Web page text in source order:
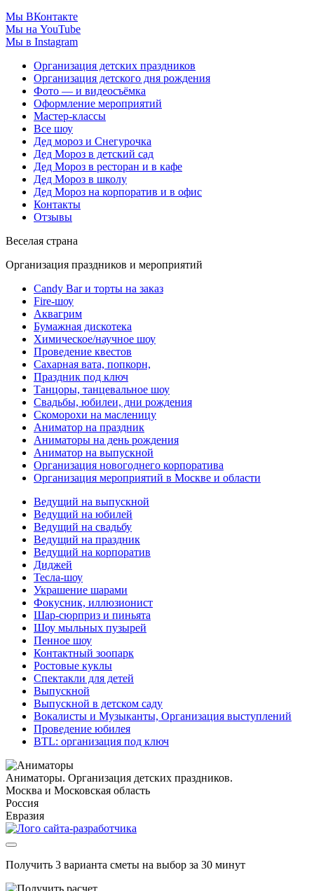
Мы ВКонтакте
Мы на YouTube
Мы в Instagram
Организация детских праздников
Организация детского дня рождения
Фото — и видеосъёмка
Оформление мероприятий
Мастер-классы
Все шоу
Дед мороз и Снегурочка
Дед Мороз в детский сад
Дед Мороз в ресторан и в кафе
Дед Мороз в школу
Дед Мороз на корпоратив и в офис
Контакты
Отзывы
Веселая страна
Организация праздников и мероприятий
Candy Bar и торты на заказ
Fire-шоу
Аквагрим
Бумажная дискотека
Химическое/научное шоу
Проведение квестов
Сахарная вата, попкорн,
Праздник под ключ
Танцоры, танцевальное шоу
Свадьбы, юбилеи, дни рождения
Скоморохи на масленицу
Аниматор на праздник
Аниматоры на день рождения
Аниматор на выпускной
Организация новогоднего корпоратива
Организация мероприятий в Москве и области
Ведущий на выпускной
Ведущий на юбилей
Ведущий на свадьбу
Ведущий на праздник
Ведущий на корпоратив
Диджей
Тесла-шоу
Украшение шарами
Фокусник, иллюзионист
Шар-сюрприз и пиньята
Шоу мыльных пузырей
Пенное шоу
Контактный зоопарк
Ростовые куклы
Спектакли для детей
Выпускной
Выпускной в детском саду
Вокалисты и Музыканты, Организация выступлений
Проведение юбилея
BTL: организация под ключ
Аниматоры. Организация детских праздников.
Москва и Московская область
Россия
Евразия
Получить 3 варианта сметы на выбор за 30 минут